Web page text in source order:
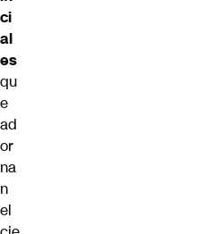
ci
al
es
qu
e
ad
or
na
n
el